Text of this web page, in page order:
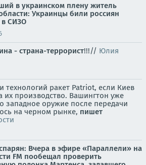
в украинском плену житель
Украинцы били россиян
СИЗО
- страна-террорист!!!// Юлия
ракет Patriot, если Киев
их производство. Вашингтон уже
западное оружие после передачи
на черном рынке, пишет
Вчера в эфире «Параллели» на
FM пообещал проверить